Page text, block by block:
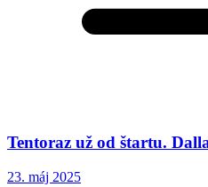
Tentoraz už od štartu.
23. máj 2025